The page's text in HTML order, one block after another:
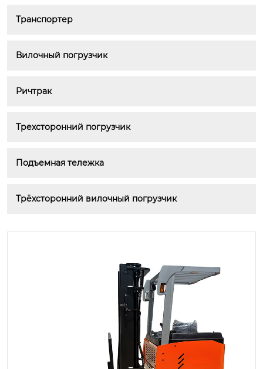
Транспортер
Вилочный погрузчик
Ричтрак
Трехсторонний погрузчик
Подъемная тележка
Трёхсторонний вилочный погрузчик